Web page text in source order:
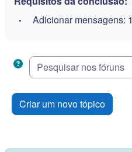
Adicionar mensagens: 1
Criar um novo tópico